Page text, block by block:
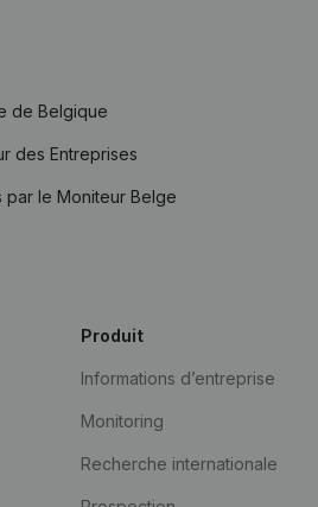
de Belgique
des Entreprises
par le Moniteur Belge
Produit
Informations d’entreprise
Monitoring
Recherche internationale